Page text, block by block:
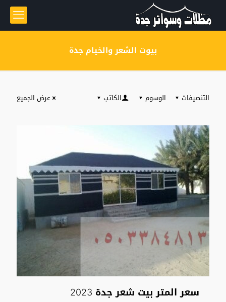
بيوت الشعر والخيام جدة
التنصيفات الوسوم الكاتب عرض الجميع
سعر المتر بيت شعر جدة 2023